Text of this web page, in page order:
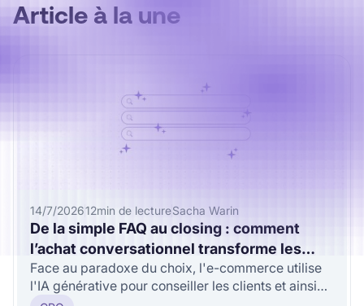
Article à la une
14/7/202612min de lectureSacha Warin
De la simple FAQ au closing : comment
l’achat conversationnel transforme les
visiteurs en acheteurs engagés ?
Face au paradoxe du choix, l'e-commerce utilise
l'IA générative pour conseiller les clients et ainsi